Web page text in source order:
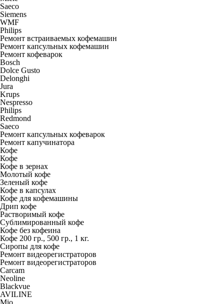
Saeco
Siemens
WMF
Philips
Ремонт встраиваемых кофемашин
Ремонт капсульных кофемашин
Ремонт кофеварок
Bosch
Dolce Gusto
Delonghi
Jura
Krups
Nespresso
Philips
Redmond
Saeco
Ремонт капсульных кофеварок
Ремонт капучинатора
Кофе
Кофе
Кофе в зернах
Молотый кофе
Зеленый кофе
Кофе в капсулах
Кофе для кофемашины
Дрип кофе
Растворимый кофе
Сублимированный кофе
Кофе без кофеина
Кофе 200 гр., 500 гр., 1 кг.
Сиропы для кофе
Ремонт видеорегистраторов
Ремонт видеорегистраторов
Carcam
Neoline
Blackvue
AVILINE
Mio